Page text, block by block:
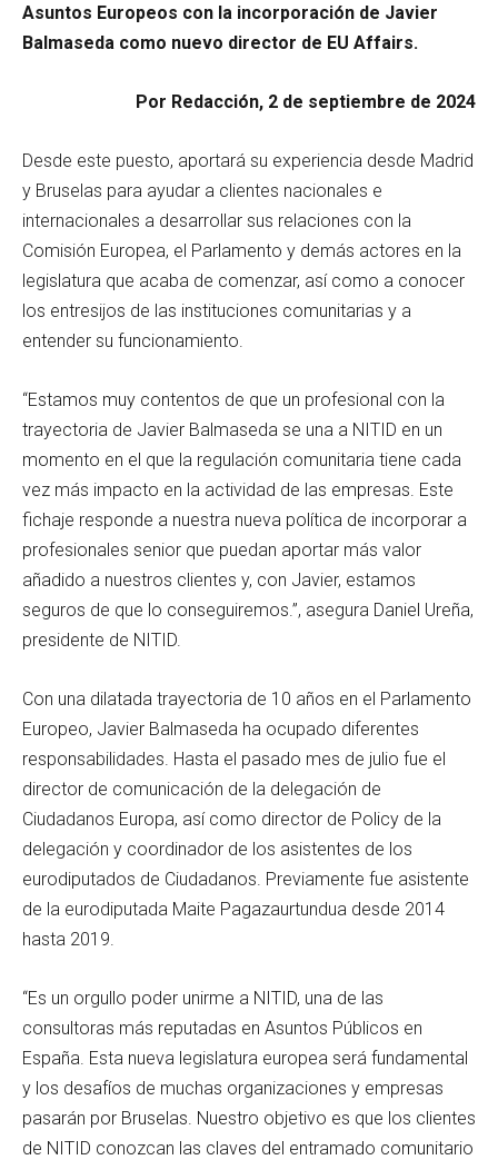
Asuntos Europeos con la incorporación de Javier
Balmaseda como nuevo director de EU Affairs.
Por Redacción, 2 de septiembre de 2024
Desde este puesto, aportará su experiencia desde Madrid
y Bruselas para ayudar a clientes nacionales e
internacionales a desarrollar sus relaciones con la
Comisión Europea, el Parlamento y demás actores en la
legislatura que acaba de comenzar, así como a conocer
los entresijos de las instituciones comunitarias y a
entender su funcionamiento.
“Estamos muy contentos de que un profesional con la
trayectoria de Javier Balmaseda se una a NITID en un
momento en el que la regulación comunitaria tiene cada
vez más impacto en la actividad de las empresas. Este
fichaje responde a nuestra nueva política de incorporar a
profesionales senior que puedan aportar más valor
añadido a nuestros clientes y, con Javier, estamos
seguros de que lo conseguiremos.”, asegura Daniel Ureña,
presidente de NITID.
Con una dilatada trayectoria de 10 años en el Parlamento
Europeo, Javier Balmaseda ha ocupado diferentes
responsabilidades. Hasta el pasado mes de julio fue el
director de comunicación de la delegación de
Ciudadanos Europa, así como director de Policy de la
delegación y coordinador de los asistentes de los
eurodiputados de Ciudadanos. Previamente fue asistente
de la eurodiputada Maite Pagazaurtundua desde 2014
hasta 2019.
“Es un orgullo poder unirme a NITID, una de las
consultoras más reputadas en Asuntos Públicos en
España. Esta nueva legislatura europea será fundamental
y los desafíos de muchas organizaciones y empresas
pasarán por Bruselas. Nuestro objetivo es que los clientes
de NITID conozcan las claves del entramado comunitario